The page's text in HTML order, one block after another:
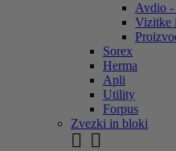
Avdio -
Vizitke
Sorex
Herma
Apli
Utility
Forpus
Zvezki in bloki
 